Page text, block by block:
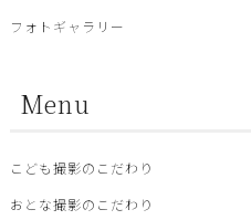
フォトギャラリー
Menu
こども撮影のこだわり
おとな撮影のこだわり